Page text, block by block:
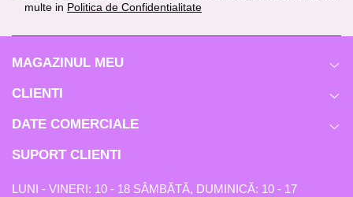
multe in Politica de Confidentialitate
MAGAZINUL MEU
CLIENTI
DATE COMERCIALE
SUPORT CLIENTI
LUNI - VINERI: 10 - 18 SÂMBĂTĂ, DUMINICĂ: 10 - 17